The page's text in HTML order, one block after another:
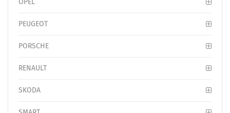
OPEL
PEUGEOT
PORSCHE
RENAULT
SKODA